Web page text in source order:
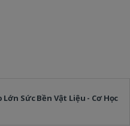
Sức Bền Vật Liệu - Cơ Học